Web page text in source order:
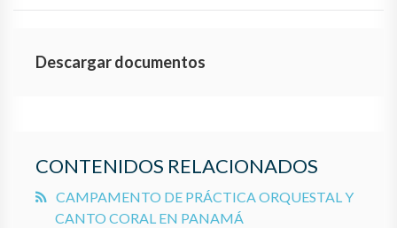
Descargar documentos
CONTENIDOS RELACIONADOS
CAMPAMENTO DE PRÁCTICA ORQUESTAL Y
CANTO CORAL EN PANAMÁ